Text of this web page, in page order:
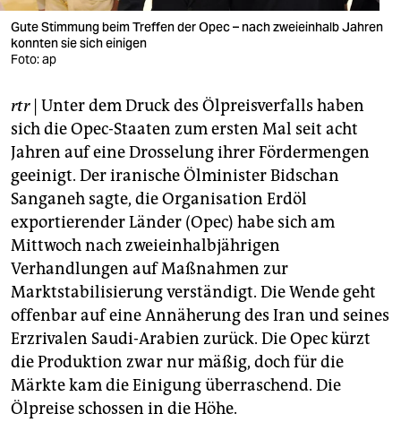
veranstaltungen
shop
fragen & hilfe
unterstützen
abo
genossenschaft
epaper login
Gute Stimmung beim Treffen der Opec – nach zweieinhalb Jahren
konnten sie sich einigen
Foto: ap
rtr| Unter dem Druck des Ölpreisverfalls haben
sich die Opec-Staaten zum ersten Mal seit acht
Jahren auf eine Drosselung ihrer Fördermengen
geeinigt. Der iranische Ölminister Bidschan
Sanganeh sagte, die Organisation Erdöl
exportierender Länder (Opec) habe sich am
Mittwoch nach zweieinhalbjährigen
Verhandlungen auf Maßnahmen zur
Marktstabilisierung verständigt. Die Wende geht
offenbar auf eine Annäherung des Iran und seines
Erzrivalen Saudi-Arabien zurück. Die Opec kürzt
die Produktion zwar nur mäßig, doch für die
Märkte kam die Einigung überraschend. Die
Ölpreise schossen in die Höhe.